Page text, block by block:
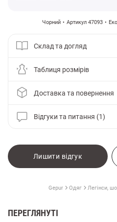
Чорний Артикул 47093
Склад та догляд
Таблиця розмірів
Доставка та повернення
Відгуки та питання (1)
Лишити відгук
Gepur Одяг Легінси,
ПЕРЕГЛЯНУТІ